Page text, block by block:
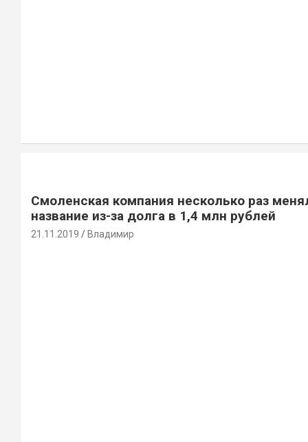
Смоленская компания несколько раз
название из-за долга в 1,4 млн рублей
21.11.2019 Владимир